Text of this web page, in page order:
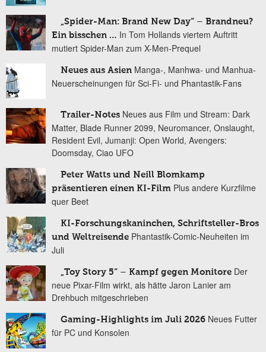
„Spider-Man: Brand New Day“ – Brandneu?
Ein bisschen … In Tom Hollands viertem Auftritt
mutiert Spider-Man zum X-Men-Prequel
Neues aus Asien Manga-, Manhwa- und Manhua-
Neuerscheinungen für Sci-Fi- und Phantastik-Fans
Trailer-Notes Neues aus Film und Stream: Dark
Matter, Blade Runner 2099, Neuromancer, Onslaught,
Resident Evil, Jumanji: Open World, Avengers:
Doomsday, Ciao UFO
Peter Watts und Neill Blomkamp
präsentieren einen KI-Film Plus andere Kurzfilme
quer Beet
KI-Forschungskaninchen, Schriftsteller-Bros
und Weltreisende Phantastik-Comic-Neuheiten im
Juli
„Toy Story 5“ – Kampf gegen Monitore Der
neue Pixar-Film wirkt, als hätte Jaron Lanier am
Drehbuch mitgeschrieben
Gaming-Highlights im Juli 2026 Neues Futter
für PC und Konsolen